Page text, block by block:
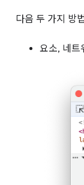
다음 두 가지 방
요소, 네트